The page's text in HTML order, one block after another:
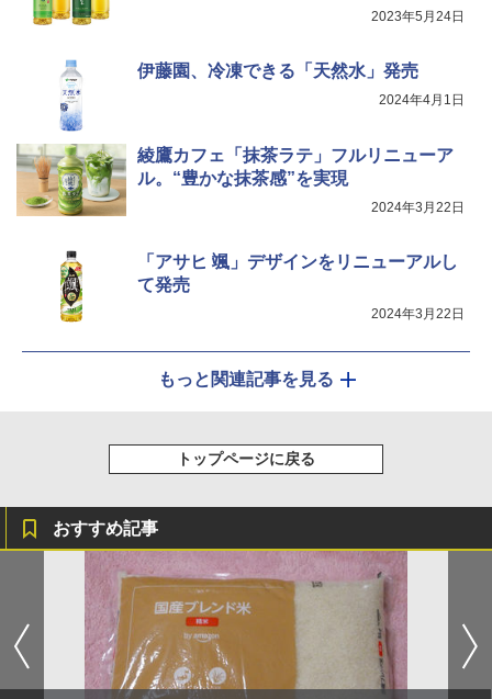
2023年5月24日
伊藤園、冷凍できる「天然水」発売
2024年4月1日
綾鷹カフェ「抹茶ラテ」フルリニューア
ル。“豊かな抹茶感”を実現
2024年3月22日
「アサヒ 颯」デザインをリニューアルし
て発売
2024年3月22日
もっと関連記事を見る
トップページに戻る
おすすめ記事